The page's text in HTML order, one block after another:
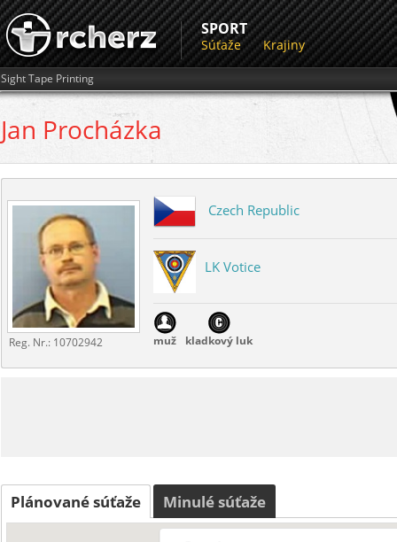
SPORT
Súťaže Krajiny
Sight Tape Printing
Jan Procházka
Reg. Nr.: 10702942
Czech Republic
LK Votice
muž kladkový luk
Plánované súťaže Minulé súťaže